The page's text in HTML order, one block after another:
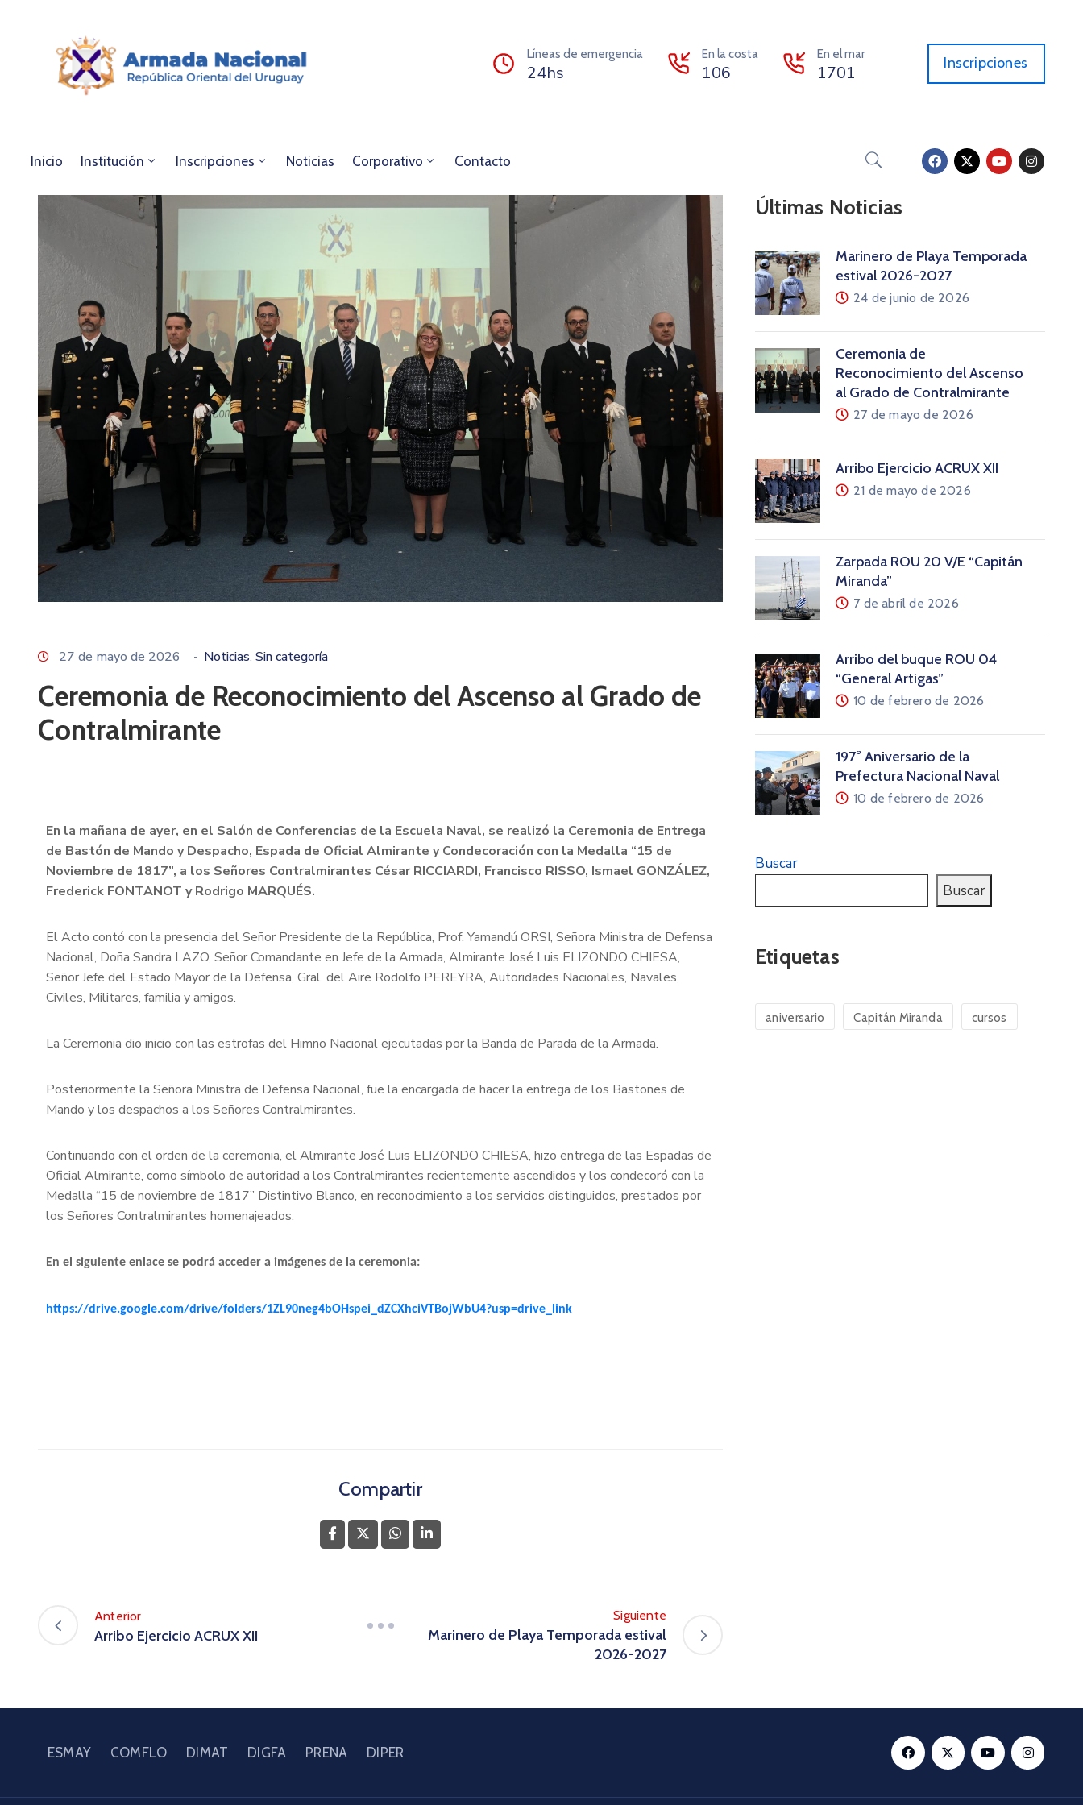
Líneas de emergencia
24hs
En la costa
106
En el mar
1701 Inscripciones
Inicio Institución Inscripciones Noticias Corporativo Contacto
27 de mayo de 2026 - Noticias‚ Sin categoría
Ceremonia de Reconocimiento del Ascenso al Grado de
Contralmirante
En la mañana de ayer, en el Salón de Conferencias de la Escuela Naval, se realizó la Ceremonia de Entrega
de Bastón de Mando y Despacho, Espada de Oficial Almirante y Condecoración con la Medalla “15 de
Noviembre de 1817”, a los Señores Contralmirantes César RICCIARDI, Francisco RISSO, Ismael GONZÁLEZ,
Frederick FONTANOT y Rodrigo MARQUÉS.
El Acto contó con la presencia del Señor Presidente de la República, Prof. Yamandú ORSI, Señora Ministra de Defensa
Nacional, Doña Sandra LAZO, Señor Comandante en Jefe de la Armada, Almirante José Luis ELIZONDO CHIESA,
Señor Jefe del Estado Mayor de la Defensa, Gral. del Aire Rodolfo PEREYRA, Autoridades Nacionales, Navales,
Civiles, Militares, familia y amigos.
La Ceremonia dio inicio con las estrofas del Himno Nacional ejecutadas por la Banda de Parada de la Armada.
Posteriormente la Señora Ministra de Defensa Nacional, fue la encargada de hacer la entrega de los Bastones de
Mando y los despachos a los Señores Contralmirantes.
Continuando con el orden de la ceremonia, el Almirante José Luis ELIZONDO CHIESA, hizo entrega de las Espadas de
Oficial Almirante, como símbolo de autoridad a los Contralmirantes recientemente ascendidos y los condecoró con la
Medalla “15 de noviembre de 1817” Distintivo Blanco, en reconocimiento a los servicios distinguidos, prestados por
los Señores Contralmirantes homenajeados.
En el siguiente enlace se podrá acceder a imágenes de la ceremonia:
https://drive.google.com/drive/folders/1ZL90neg4bOHspei_dZCXhciVTBojWbU4?usp=drive_link
Compartir
Anterior
Arribo Ejercicio ACRUX XII
Siguiente
Marinero de Playa Temporada estival
2026-2027
Últimas Noticias
Marinero de Playa Temporada
estival 2026-2027
24 de junio de 2026
Ceremonia de
Reconocimiento del Ascenso
al Grado de Contralmirante
27 de mayo de 2026
Arribo Ejercicio ACRUX XII
21 de mayo de 2026
Zarpada ROU 20 V/E “Capitán
Miranda”
7 de abril de 2026
Arribo del buque ROU 04
“General Artigas”
10 de febrero de 2026
197° Aniversario de la
Prefectura Nacional Naval
10 de febrero de 2026
Buscar
Buscar
Etiquetas
aniversario Capitán Miranda cursos
ESMAY COMFLO DIMAT DIGFA PRENA DIPER